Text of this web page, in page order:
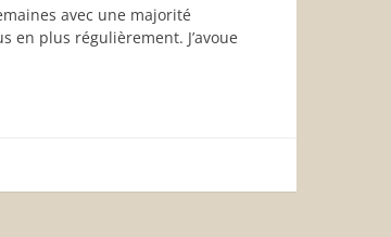
avec une majorité
en plus régulièrement. J’avoue